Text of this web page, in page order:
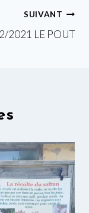
SUIVANT
2021 LE POUT